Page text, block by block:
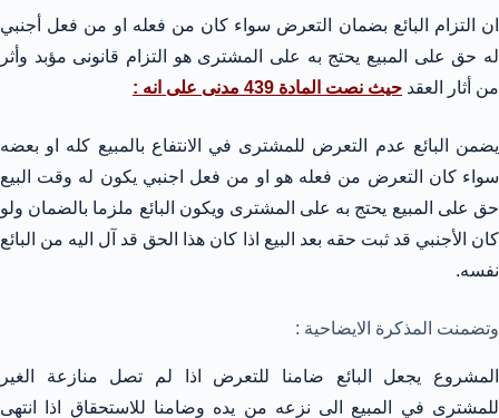
ان التزام البائع بضمان التعرض سواء كان من فعله او من فعل أجنبي
له حق على المبيع يحتج به على المشترى هو التزام قانونى مؤبد وأثر
من أثار العقد حيث نصت المادة 439 مدنى على انه :
يضمن البائع عدم التعرض للمشترى في الانتفاع بالمبيع كله او بعضه
سواء كان التعرض من فعله هو او من فعل اجنبي يكون له وقت البيع
حق على المبيع يحتج به على المشترى ويكون البائع ملزما بالضمان ولو
كان الأجنبي قد ثبت حقه بعد البيع اذا كان هذا الحق قد آل اليه من البائع
نفسه.
وتضمنت المذكرة الايضاحية :
المشروع يجعل البائع ضامنا للتعرض اذا لم تصل منازعة الغير
للمشترى في المبيع الى نزعه من يده وضامنا للاستحقاق اذا انتهى